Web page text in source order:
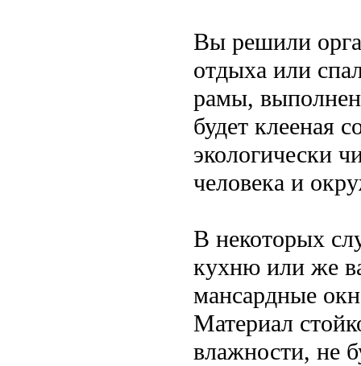
Вы решили
отдыха или
рамы,
будет клееная
экологически
человека и
В некоторых
кухню или же
мансардные
Материал
влажности, не